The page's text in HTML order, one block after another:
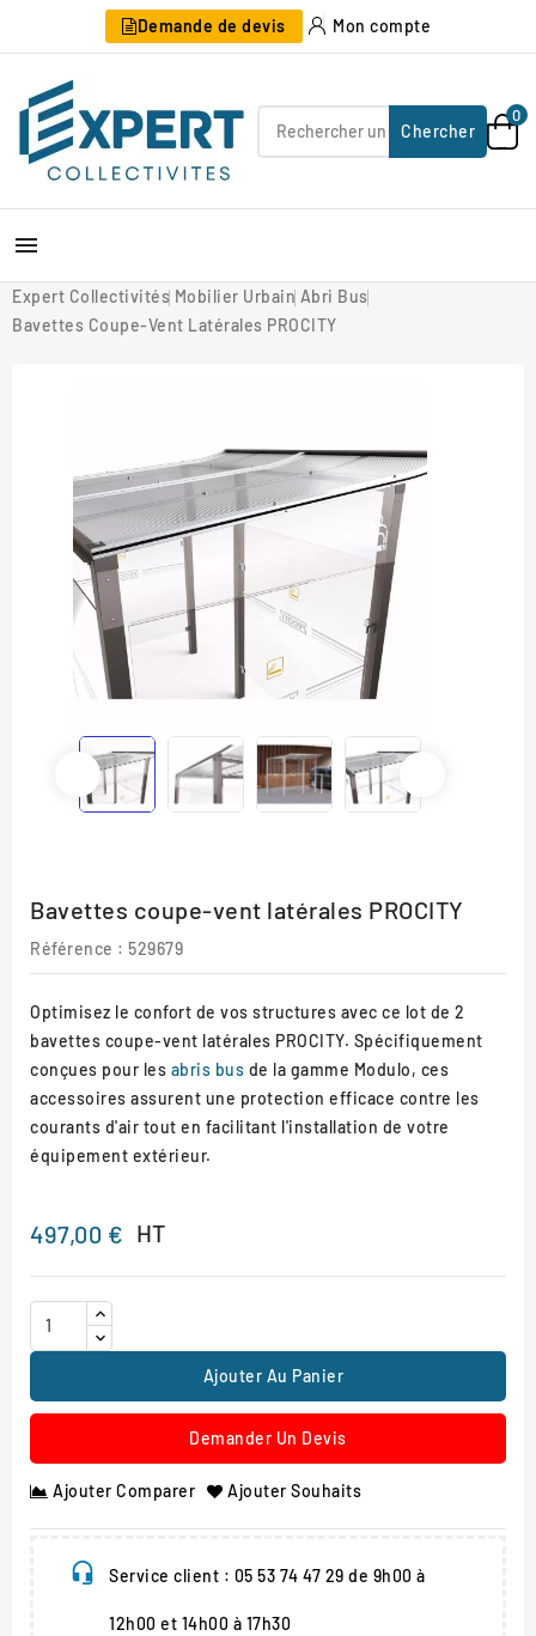
Demande de devis Mon compte
Chercher
0

Expert Collectivités Mobilier Urbain Abri Bus
Bavettes Coupe-Vent Latérales PROCITY
Bavettes coupe-vent latérales PROCITY
Référence : 529679
Optimisez le confort de vos structures avec ce lot de 2
bavettes coupe-vent latérales PROCITY. Spécifiquement
conçues pour les abris bus de la gamme Modulo, ces
accessoires assurent une protection efficace contre les
courants d'air tout en facilitant l'installation de votre
équipement extérieur.
497,00 € HT
Ajouter Au Panier
Demander Un Devis
Ajouter Comparer Ajouter Souhaits
Service client : 05 53 74 47 29 de 9h00 à
12h00 et 14h00 à 17h30